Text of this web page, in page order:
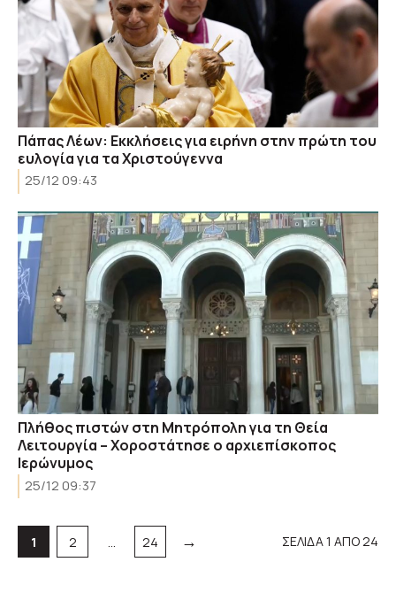
Πάπας Λέων: Εκκλήσεις για ειρήνη στην πρώτη του
ευλογία για τα Χριστούγεννα
25/12 09:43
Πλήθος πιστών στη Μητρόπολη για τη Θεία
Λειτουργία – Χοροστάτησε ο αρχιεπίσκοπος
Ιερώνυμος
25/12 09:37
Σελίδα
1 Σελίδα
2 … Σελίδα
24 → ΣΕΛΙΔΑ 1 ΑΠΟ 24